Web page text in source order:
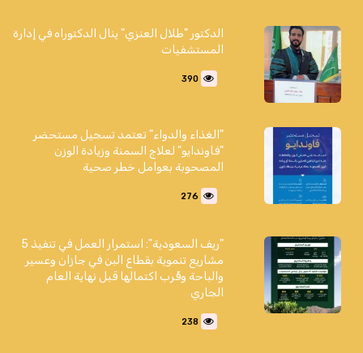
الدكتور "طلال العنزي" ينال الدكتوراه في إدارة
المستشفيات
390
"الغذاء والدواء" تعتمد تسجيل مستحضر
"فاوندايو" لعلاج السمنة وزيادة الوزن
المصحوبة بعوامل خطر صحية
276
"ريف السعودية": استمرار العمل في تنفيذ 5
مشاريع تنموية بقطاع البن في جازان وعسير
والباحة وقُرب اكتمالها قبل نهاية العام
الجاري
238